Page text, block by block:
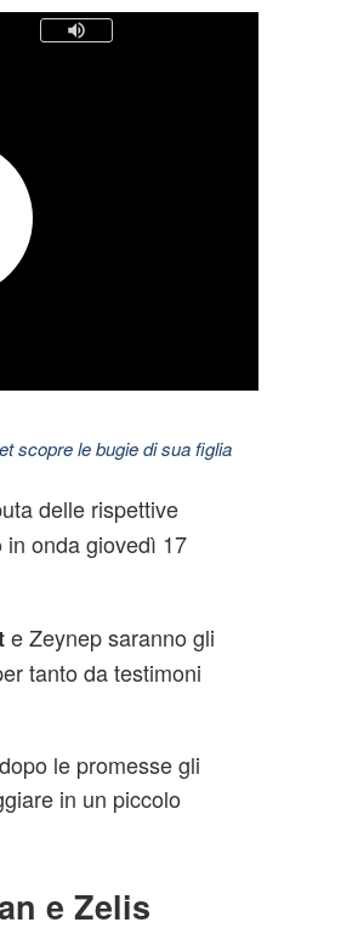
scopre le bugie di sua figlia
delle rispettive
in onda giovedì 17
e Zeynep saranno gli
tanto da testimoni
le promesse gli
in un piccolo
e Zelis